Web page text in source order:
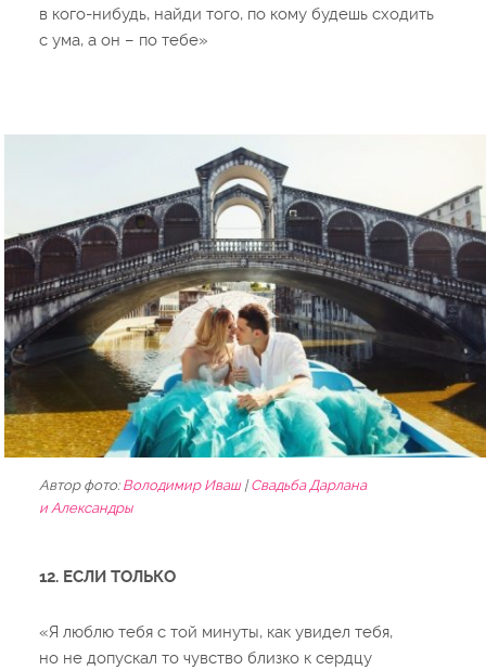
в кого-нибудь, найди того, по кому будешь сходить
с ума, а он – по тебе»
Автор фото: Володимир Иваш|Cвадьба Дарлана
и Александры
12. ЕСЛИ ТОЛЬКО
«Я люблю тебя с той минуты, как увидел тебя,
но не допускал то чувство близко к сердцу